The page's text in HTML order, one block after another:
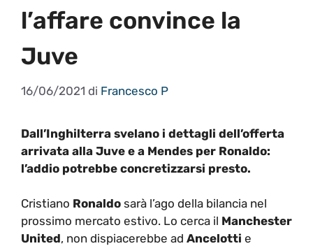
l’affare convince la
Juve
16/06/2021 di Francesco P
Dall’Inghilterra svelano i dettagli dell’offerta
arrivata alla Juve e a Mendes per Ronaldo:
l’addio potrebbe concretizzarsi presto.
Cristiano Ronaldo sarà l’ago della bilancia nel
prossimo mercato estivo. Lo cerca il Manchester
United, non dispiacerebbe ad Ancelotti e